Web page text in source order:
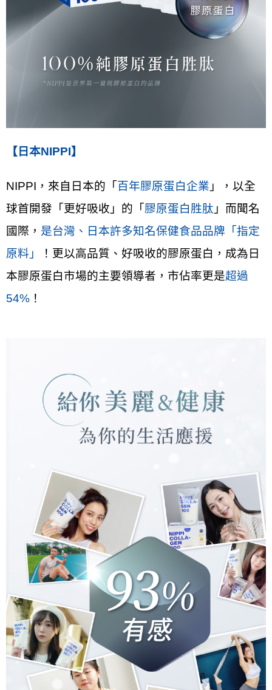
【日本NIPPI】
NIPPI，來自日本的「 百年膠原蛋白企業 」，以全
球首開發「更好吸收」的「 膠原蛋白胜肽 」而聞名
國際， 是台灣、日本許多知名保健食品品牌「指定
原料」
！更以高品質、好吸收的膠原蛋白，成為日
本膠原蛋白市場的主要領導者，市佔率更是超過
54% ！